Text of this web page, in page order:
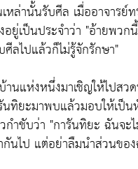
ล่านั้นรับศีล เมื่ออาจารย์ท
ยู่เป็นประจำว่า "อ้ายพวก
ลไปแล้วก็ไม่รู้จักรักษา"
นแห่งหนึ่งมาเชิญให้ไปส
นทิยะมาพบแล้วมอบให้เป็
ำชับว่า "การันทิยะ ฉันจะ
กันไป แต่อย่าลืมนำส่วนขอ